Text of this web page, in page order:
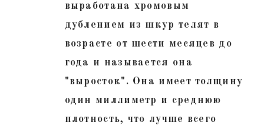
выработана хромовым
дублением из шкур телят в
возрасте от шести месяцев до
года и называется она
"выросток". Она имеет толщину
один миллиметр и среднюю
плотность, что лучше всего